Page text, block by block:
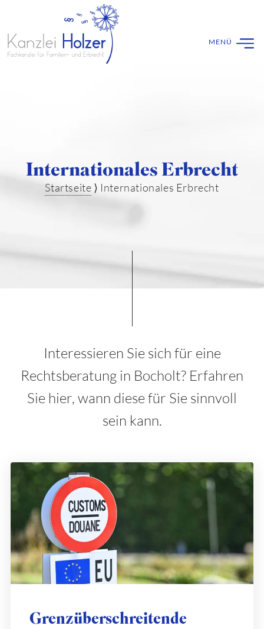
Internationales Erbrecht
Startseite ⟩ Internationales Erbrecht
Interessieren Sie sich für eine
Rechtsberatung in Bocholt? Erfahren
Sie hier, wann diese für Sie sinnvoll
sein kann.
Grenzüberschreitende